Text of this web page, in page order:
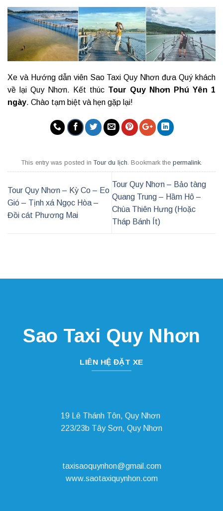
Xe và Hướng dẫn viên Sao Taxi Quy Nhơn đưa Quý khách
về lại Quy Nhơn. Kết thúc Tour Quy Nhơn Phú Yên 1
ngày. Chào tạm biệt và hẹn gặp lại!
This entry was posted inTour du lịch . Bookmark the permalink.
Tour Quy Nhơn – Kỳ Co – Eo
Gió – Tịnh xá Ngọc Hòa –
Đồi cát Phương Mai
Tour Quy Nhơn – Bảo tàng
Quang Trung – Hầm Hô –
Chùa Thiên Hưng (Hoặc
Tháp Bánh Ít)
Sao Taxi Quy Nhơn
LIÊN HỆ ĐẶT XE
19 Lê Thánh Tôn, Quy Nhơn
223/23b Tây Sơn, Quy Nhơn
taxisaoquynhon@gmail.com
www.saotaxiquynhon.com